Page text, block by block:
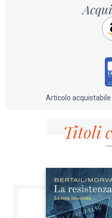
gruppo Manouchian e
l’entusiasmo per le vittorie
dramma delle tante perdite
rossa, non è solo un
Madeleine combattente
della lotta partigiana sia i
umanità. La lasceremo di
Articolo
Titoli